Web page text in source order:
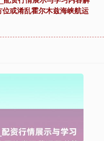
或淆乱霍尔木兹海峡航运